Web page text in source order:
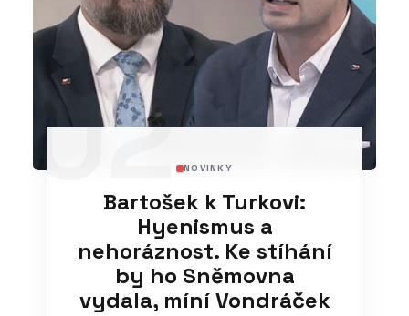
02 NOVINKY
Bartošek k Turkovi:
Hyenismus a
nehoráznost. Ke stíhání
by ho Sněmovna
vydala, míní Vondráček